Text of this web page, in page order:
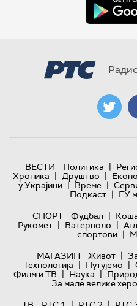
ВЕСТИ Политика |
Хроника | Друштво |
у Украјини | Време |
Подкаст | ЕУ
СПОРТ
Фудбал |
Рукомет | Ватерполо |
спортови |
МАГАЗИН
Живот |
Технологијa | Путујемо |
Филм и ТВ | Наука |
За мале велике